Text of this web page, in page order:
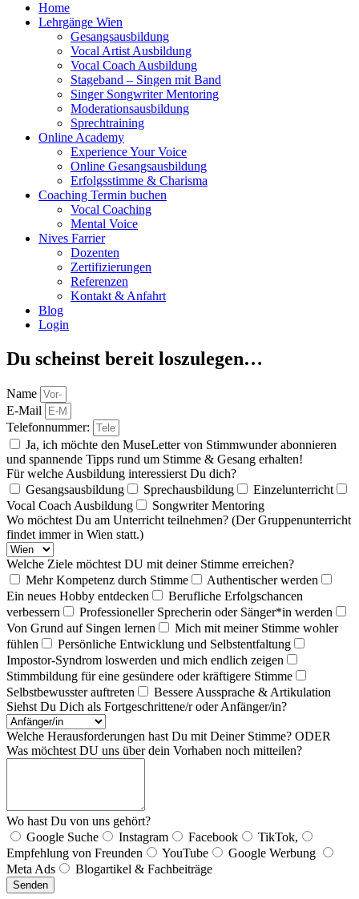
scrollenHome
Lehrgänge Wien
Gesangsausbildung
Vocal Artist Ausbildung
Vocal Coach Ausbildung
Stageband – Singen mit Band
Singer Songwriter Mentoring
Moderationsausbildung
Sprechtraining
Online Academy
Experience Your Voice
Online Gesangsausbildung
Erfolgsstimme & Charisma
Coaching Termin buchen
Vocal Coaching
Mental Voice
Nives Farrier
Dozenten
Zertifizierungen
Referenzen
Kontakt & Anfahrt
Blog
Login
Du scheinst bereit loszulegen…
Name
E-Mail
Telefonnummer:
Ja, ich möchte den MuseLetter von Stimmwunder abonnieren
und spannende Tipps rund um Stimme & Gesang erhalten!
Für welche Ausbildung interessierst Du dich?
Gesangsausbildung
Sprechausbildung
Einzelunterricht
Vocal Coach Ausbildung
Songwriter Mentoring
Wo möchtest Du am Unterricht teilnehmen? (Der Gruppenunterricht
findet immer in Wien statt.)
Welche Ziele möchtest DU mit deiner Stimme erreichen?
Mehr Kompetenz durch Stimme
Authentischer werden
Ein neues Hobby entdecken
Berufliche Erfolgschancen
verbessern
Professioneller Sprecherin oder Sänger*in werden
Von Grund auf Singen lernen
Mich mit meiner Stimme wohler
fühlen
Persönliche Entwicklung und Selbstentfaltung
Impostor-Syndrom loswerden und mich endlich zeigen
Stimmbildung für eine gesündere oder kräftigere Stimme
Selbstbewusster auftreten
Bessere Aussprache & Artikulation
Siehst Du Dich als Fortgeschrittene/r oder Anfänger/in?
Welche Herausforderungen hast Du mit Deiner Stimme? ODER
Was möchtest DU uns über dein Vorhaben noch mitteilen?
Wo hast Du von uns gehört?
Google Suche
Instagram Facebook
TikTok,
Empfehlung von Freunden
YouTube
Google Werbung
Meta Ads
Blogartikel & Fachbeiträge
Senden